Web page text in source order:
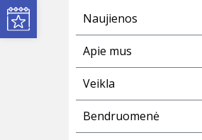
Naujienos
Apie mus
Veikla
Bendruomenė